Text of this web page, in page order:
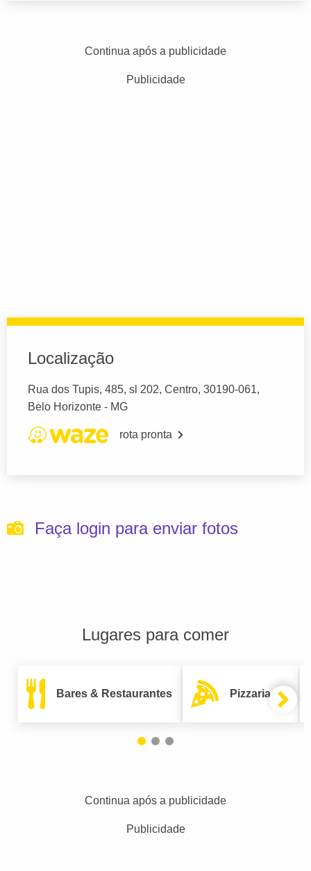
Continua após a publicidade
Publicidade
Localização
Rua dos Tupis, 485, sl 202, Centro, 30190-061,
Belo Horizonte - MG
rota pronta
Faça login para enviar fotos
Lugares para comer
Bares & Restaurantes Pizzarias
Continua após a publicidade
Publicidade